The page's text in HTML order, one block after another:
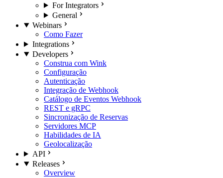
For Integrators
General
Webinars
Como Fazer
Integrations
Developers
Construa com Wink
Configuração
Autenticação
Integração de Webhook
Catálogo de Eventos Webhook
REST e gRPC
Sincronização de Reservas
Servidores MCP
Habilidades de IA
Geolocalização
API
Releases
Overview